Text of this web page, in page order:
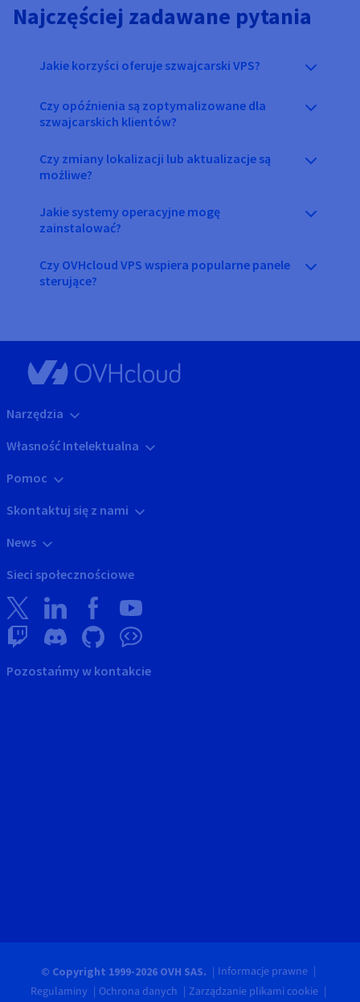
Najczęściej zadawane pytania
Jakie korzyści oferuje szwajcarski VPS?
Czy opóźnienia są zoptymalizowane dla
szwajcarskich klientów?
Czy zmiany lokalizacji lub aktualizacje są
możliwe?
Jakie systemy operacyjne mogę
zainstalować?
Czy OVHcloud VPS wspiera popularne panele
sterujące?
Narzędzia
Własność Intelektualna
Pomoc
Skontaktuj się z nami
News
Sieci społecznościowe
Pozostańmy w kontakcie
© Copyright 1999-2026 OVH SAS.
Informacje prawne
Regulaminy
Ochrona danych Zarządzanie plikami cookie